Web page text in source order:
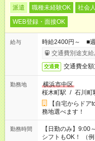
派遣 職種未経験OK 社会
WEB登録・面接OK
給与
時給2400円～ ■
交通費別途支給
交通費 交通費全
勤務地
横浜市中区
桜木町駅 / 石川町
【自宅からド
務地選べます！
勤務時間
【日勤のみ】9:00～17:00（
シフトもOK！